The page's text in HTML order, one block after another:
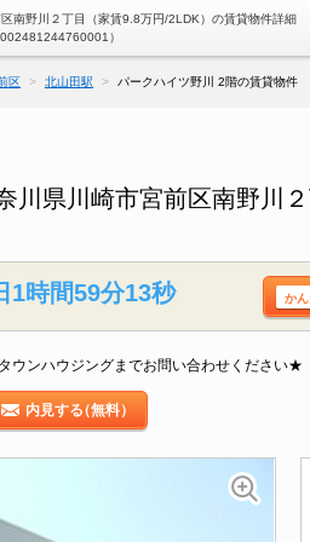
南野川２丁目（家賃9.8万円/2LDK）の賃貸物件詳細
）
区 北山田駅 パークハイツ野川 2階の賃貸物件
川県川崎市宮前区南野川
1時間59分12秒 かん
ウンハウジングまでお問い合わせください★
内見する（無料）